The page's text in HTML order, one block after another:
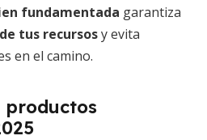
fundamentada garantiza
tus recursosy evita
en el camino.
productos